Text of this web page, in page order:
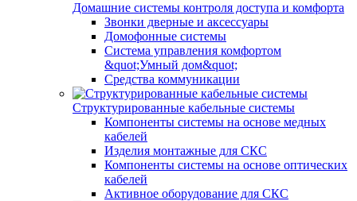
Домашние системы контроля доступа и комфорта
Звонки дверные и аксессуары
Домофонные системы
Система управления комфортом
&quot;Умный дом&quot;
Средства коммуникации
Структурированные кабельные системы
Компоненты системы на основе медных
кабелей
Изделия монтажные для СКС
Компоненты системы на основе оптических
кабелей
Активное оборудование для СКС